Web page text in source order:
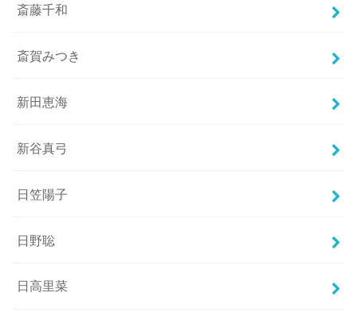
斎藤千和
斎賀みつき
新田恵海
新谷真弓
日笠陽子
日野聡
日高里菜